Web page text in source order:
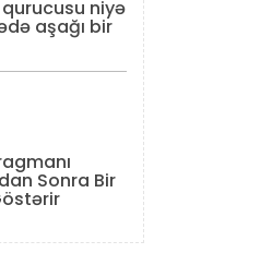
niyə
aşağı bir
Sonra Bir